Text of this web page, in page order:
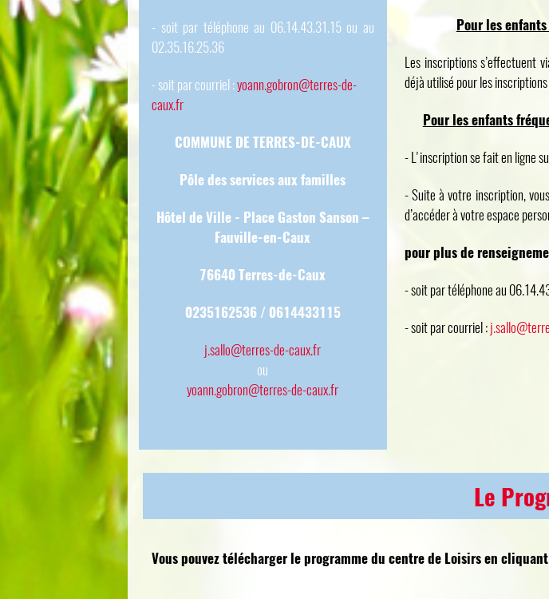
- soit par téléphone au 06.14.43.31.15 ou au
02.35.16.25.36
- soit par courriel :yoann.gobron@terres-de-
caux.fr
COMMUNE DE TERRES-DE-CAUX
Pôle des services aux familles
Hôtel de Ville - Place Gaston Sanson –
Fauville-en-Caux
76640 Terres-de-Caux
0235162536 / 0614433115
j.sallo@terres-de-caux.fr
ou
yoann.gobron@terres-de-caux.fr
Pour les
Les inscriptions s’effectuent
déjà utilisé pour les
Pour les enfants
- L'inscription se fait en ligne
- Suite à votre inscription,
d’accéder à votre espace
pour plus de
- soit par téléphone au
- soit par courriel :
Le
Vous pouvez télécharger le programme du centre de Loisirs en